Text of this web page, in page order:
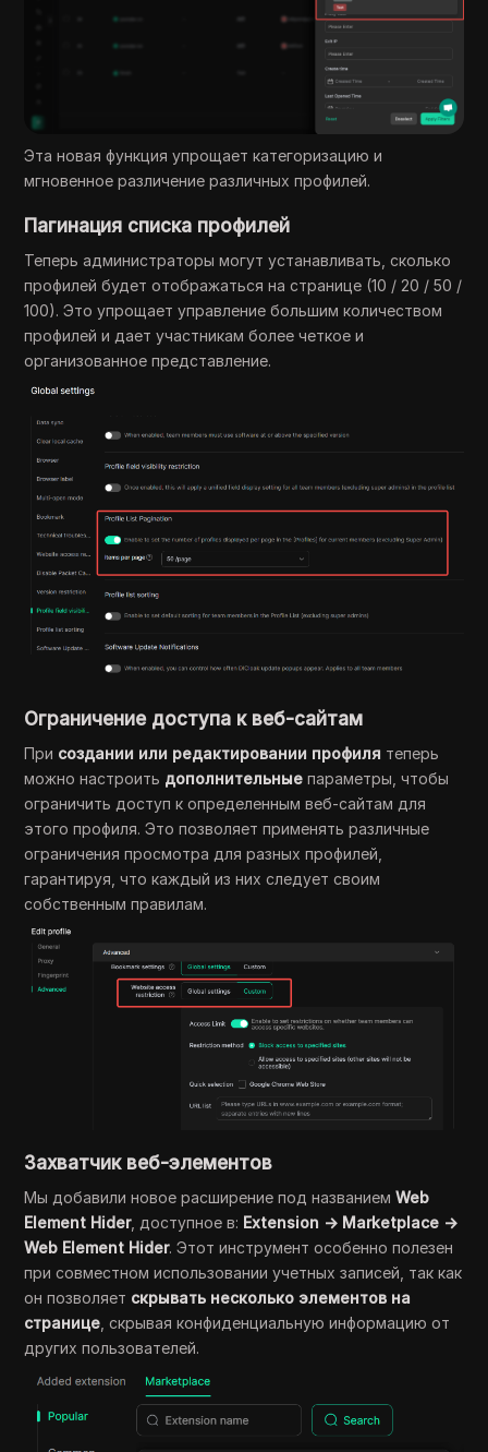
Эта новая функция упрощает категоризацию и
мгновенное различение различных профилей.
Пагинация списка профилей
Теперь администраторы могут устанавливать, сколько
профилей будет отображаться на странице (10 / 20 / 50 /
100). Это упрощает управление большим количеством
профилей и дает участникам более четкое и
организованное представление.
Ограничение доступа к веб-сайтам
При создании или редактировании профиля теперь
можно настроить дополнительныепараметры, чтобы
ограничить доступ к определенным веб-сайтам для
этого профиля. Это позволяет применять различные
ограничения просмотра для разных профилей,
гарантируя, что каждый из них следует своим
собственным правилам.
Захватчик веб-элементов
Мы добавили новое расширение под названиемWeb
Element Hider, доступное в: Extension → Marketplace →
Web Element Hider. Этот инструмент особенно полезен
при совместном использовании учетных записей, так как
он позволяет скрывать несколько элементов на
странице , скрывая конфиденциальную информацию от
других пользователей.